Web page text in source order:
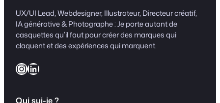
UX/UI Lead, Webdesigner, Illustrateur, Directeur créatif,
IA générative & Photographe : Je porte autant de
casquettes qu’il faut pour créer des marques qui
claquent et des expériences qui marquent.
InstagramLinkedIn
Qui sui-je ?